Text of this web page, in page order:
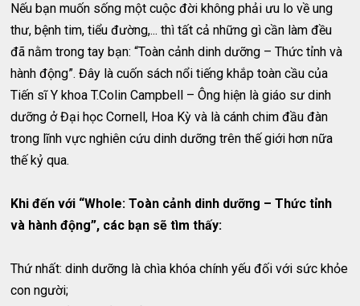
Nếu bạn muốn sống một cuộc đời không phải ưu lo về ung
thư, bệnh tim, tiểu đường,... thì tất cả những gì cần làm đều
đã nằm trong tay bạn: “Toàn cảnh dinh dưỡng – Thức tỉnh và
hành động”. Đây là cuốn sách nổi tiếng khắp toàn cầu của
Tiến sĩ Y khoa T.Colin Campbell – Ông hiện là giáo sư dinh
dưỡng ở Đại học Cornell, Hoa Kỳ và là cánh chim đầu đàn
trong lĩnh vực nghiên cứu dinh dưỡng trên thế giới hơn nữa
thế kỷ qua.
Khi đến với “Whole: Toàn cảnh dinh dưỡng – Thức tỉnh
và hành động”, các bạn sẽ tìm thấy:
Thứ nhất: dinh dưỡng là chìa khóa chính yếu đối với sức khỏe
con người;